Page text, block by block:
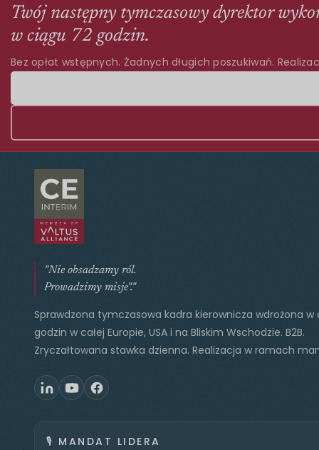
Twój następny tymczasowy dyrektor
w ciągu 72 godzin.
Bez opłat wstępnych. Żadnych długich poszukiwań.
"Nie obsadzamy ról.
Prowadzimy misje"."
Sprawdzona tymczasowa kadra kierownicza wdrożona w
godzin w całej Europie, USA i na Bliskim Wschodzie. B2B.
Zryczałtowana stawka dzienna. Realizacja w ramach
🎙️ MANDAT LIDERA